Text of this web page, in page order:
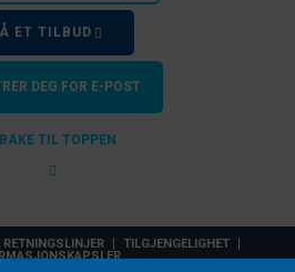
ET TILBUD
DEG FOR E-POST
TIL TOPPEN
RETNINGSLINJER
TILGJENGELIGHET